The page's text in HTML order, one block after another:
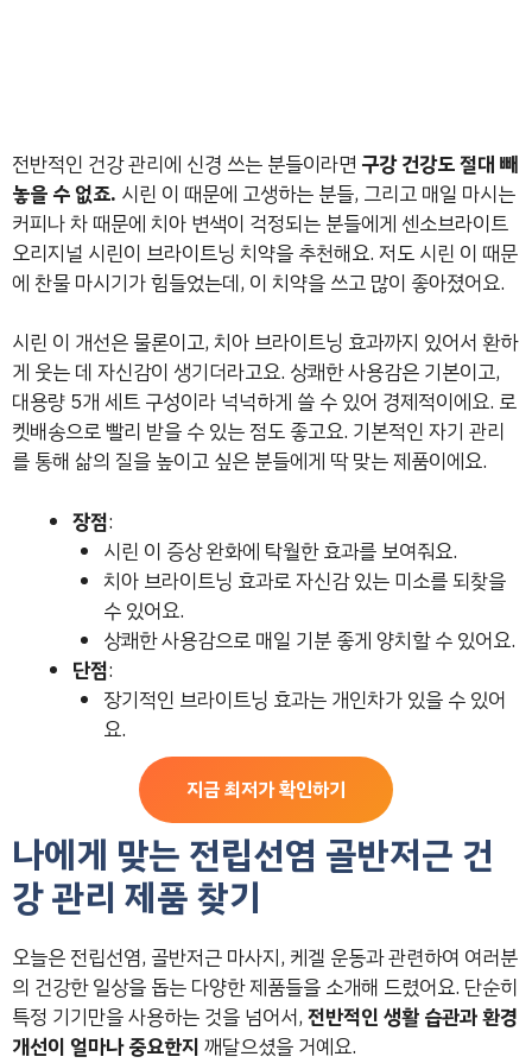
전반적인 건강 관리에 신경 쓰는 분들이라면 구강 건강도 절대 빼
놓을 수 없죠. 시린 이 때문에 고생하는 분들, 그리고 매일 마시는
커피나 차 때문에 치아 변색이 걱정되는 분들에게 센소브라이트
오리지널 시린이 브라이트닝 치약을 추천해요. 저도 시린 이 때문
에 찬물 마시기가 힘들었는데, 이 치약을 쓰고 많이 좋아졌어요.
시린 이 개선은 물론이고, 치아 브라이트닝 효과까지 있어서 환하
게 웃는 데 자신감이 생기더라고요. 상쾌한 사용감은 기본이고,
대용량 5개 세트 구성이라 넉넉하게 쓸 수 있어 경제적이에요. 로
켓배송으로 빨리 받을 수 있는 점도 좋고요. 기본적인 자기 관리
를 통해 삶의 질을 높이고 싶은 분들에게 딱 맞는 제품이에요.
장점:
시린 이 증상 완화에 탁월한 효과를 보여줘요.
치아 브라이트닝 효과로 자신감 있는 미소를 되찾을
수 있어요.
상쾌한 사용감으로 매일 기분 좋게 양치할 수 있어요.
단점:
장기적인 브라이트닝 효과는 개인차가 있을 수 있어
요.
지금 최저가 확인하기
나에게 맞는 전립선염 골반저근 건
강 관리 제품 찾기
오늘은 전립선염, 골반저근 마사지, 케겔 운동과 관련하여 여러분
의 건강한 일상을 돕는 다양한 제품들을 소개해 드렸어요. 단순히
특정 기기만을 사용하는 것을 넘어서, 전반적인 생활 습관과 환경
개선이 얼마나 중요한지 깨달으셨을 거예요.